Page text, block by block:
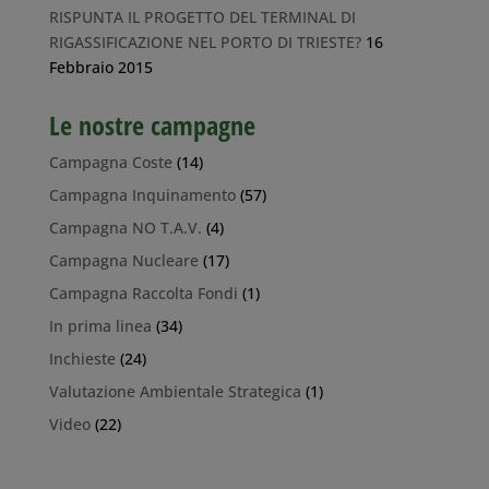
RISPUNTA IL PROGETTO DEL TERMINAL DI
RIGASSIFICAZIONE NEL PORTO DI TRIESTE? 16
Febbraio 2015
Le nostre campagne
Campagna Coste (14)
Campagna Inquinamento(57)
Campagna NO T.A.V. (4)
Campagna Nucleare (17)
Campagna Raccolta Fondi (1)
In prima linea (34)
Inchieste (24)
Valutazione Ambientale Strategica (1)
Video(22)